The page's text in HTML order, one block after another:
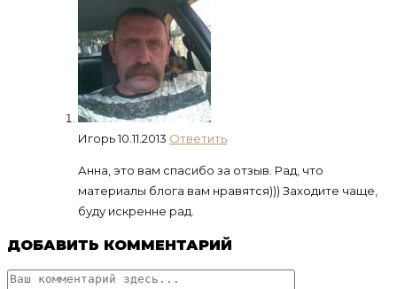
Игорь10.11.2013 Ответить
Анна, это вам спасибо за отзыв. Рад, что
материалы блога вам нравятся))) Заходите чаще,
буду искренне рад.
ДОБАВИТЬ КОММЕНТАРИЙ
Комментарий